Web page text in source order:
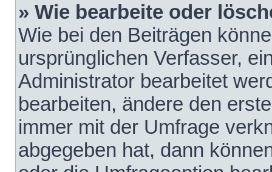
» Wie bearbeite oder
Wie bei den Beiträgen
ursprünglichen Verfasser,
Administrator bearbeitet
bearbeiten, ändere den
immer mit der Umfrage
abgegeben hat, dann